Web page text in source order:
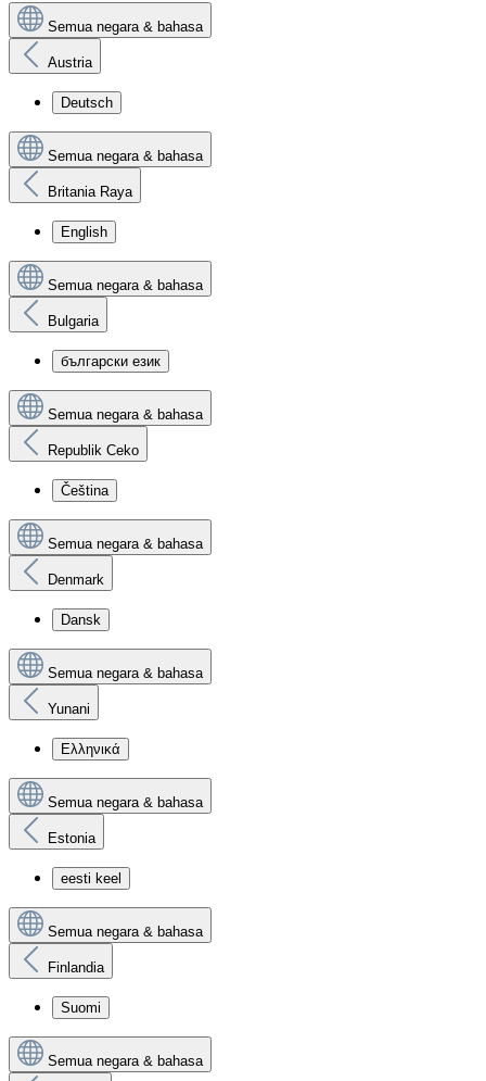
Semua negara & bahasa
Austria
Deutsch
Semua negara & bahasa
Britania Raya
English
Semua negara & bahasa
Bulgaria
български език
Semua negara & bahasa
Republik Ceko
Čeština
Semua negara & bahasa
Denmark
Dansk
Semua negara & bahasa
Yunani
Ελληνικά
Semua negara & bahasa
Estonia
eesti keel
Semua negara & bahasa
Finlandia
Suomi
Semua negara & bahasa